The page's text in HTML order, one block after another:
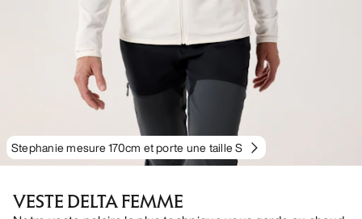
Stephanie mesure 170cm et porte une taille S
VESTE DELTA FEMME